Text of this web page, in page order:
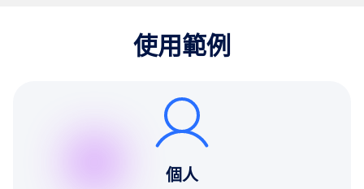
使用範例
個人